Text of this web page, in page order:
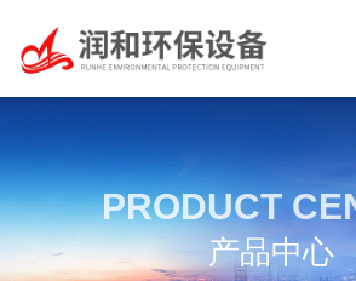
PRODUCT
产品中心